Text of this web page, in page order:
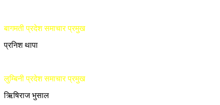
बागमती प्रदेश समाचार प्रमुख
प्रनिश थापा
लुम्बिनी प्रदेश समाचार प्रमुख
ऋिषिराज भुसाल